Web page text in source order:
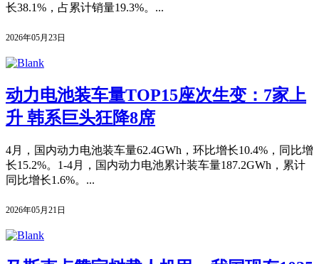
长38.1%，占累计销量19.3%。...
2026年05月23日
动力电池装车量TOP15座次生变：7家上
升 韩系巨头狂降8席
4月，国内动力电池装车量62.4GWh，环比增长10.4%，同比增
长15.2%。1-4月，国内动力电池累计装车量187.2GWh，累计
同比增长1.6%。...
2026年05月21日